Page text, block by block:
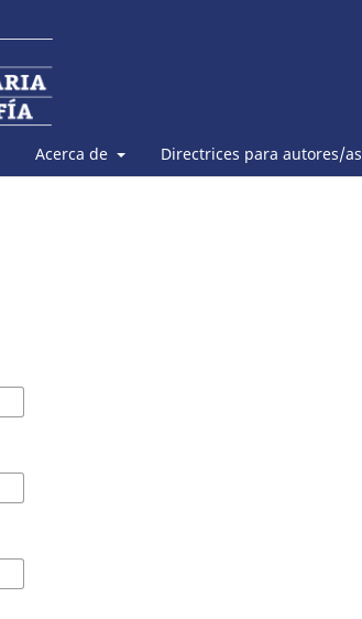
Acerca de Directrices para autores/as